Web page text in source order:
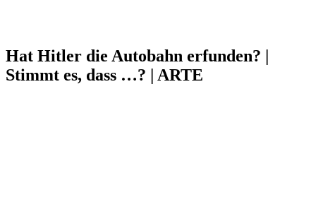
Hat Hitler die Autobahn erfunden? |
Stimmt es, dass …? | ARTE